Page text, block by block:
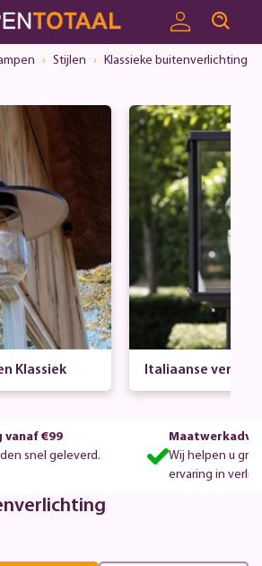
Stijlen Klassieke buitenverlichting
Klassiek Italiaanse
vanaf €99
snel geleverd.
Wij helpen u
ervaring in